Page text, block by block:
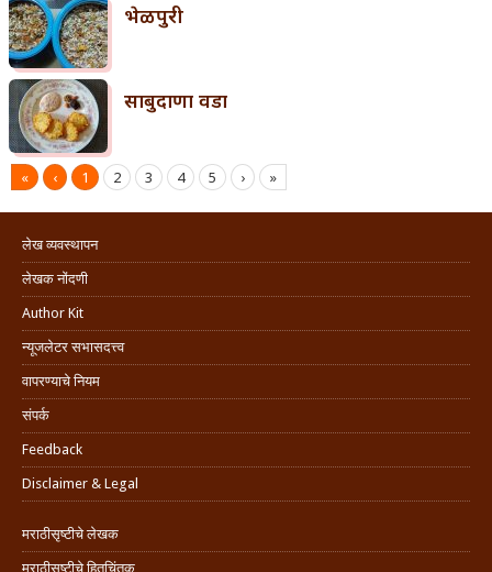
भेळपुरी
साबुदाणा वडा
« ‹ 1 2 3 4 5 › »
लेख व्यवस्थापन
लेखक नोंदणी
Author Kit
न्यूजलेटर सभासदत्त्व
वापरण्याचे नियम
संपर्क
Feedback
Disclaimer & Legal
मराठीसृष्टीचे लेखक
मराठीसृष्टीचे हितचिंतक